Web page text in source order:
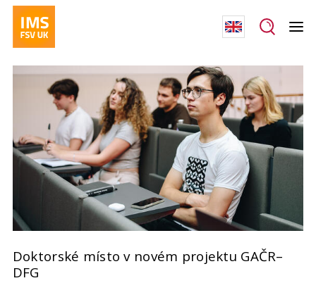
Doktorské místo v novém projektu GAČR–
DFG